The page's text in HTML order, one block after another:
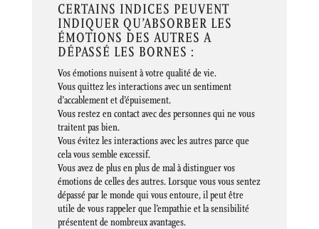
CERTAINS INDICES PEUVENT
INDIQUER QU’ABSORBER LES
ÉMOTIONS DES AUTRES A
DÉPASSÉ LES BORNES :
Vos émotions nuisent à votre qualité de vie.
Vous quittez les interactions avec un sentiment
d’accablement et d’épuisement.
Vous restez en contact avec des personnes qui ne vous
traitent pas bien.
Vous évitez les interactions avec les autres parce que
cela vous semble excessif.
Vous avez de plus en plus de mal à distinguer vos
émotions de celles des autres. Lorsque vous vous sentez
dépassé par le monde qui vous entoure, il peut être
utile de vous rappeler que l’empathie et la sensibilité
présentent de nombreux avantages.